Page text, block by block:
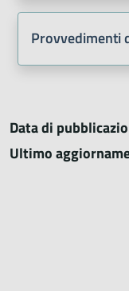
Provvedimenti
Data di
Ultimo